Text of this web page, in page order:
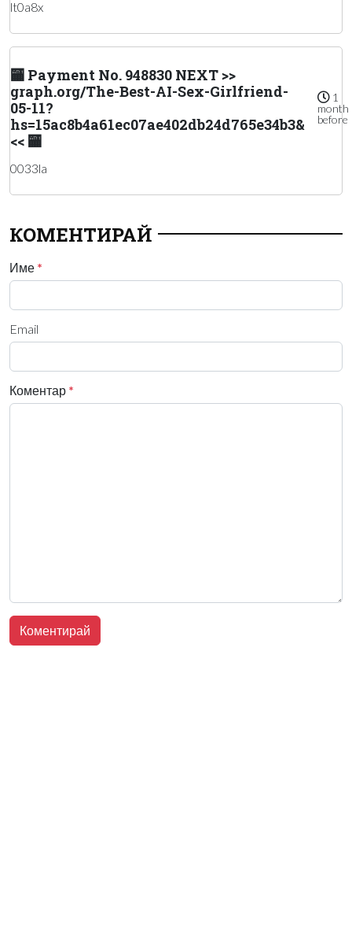
lt0a8x
🏧 Payment No. 948830 NEXT >>
graph.org/The-Best-AI-Sex-Girlfriend-
05-11?
hs=15ac8b4a61ec07ae402db24d765e34b3&
<< 🏧
1
month
before
0033la
КОМЕНТИРАЙ
Име *
Email
Коментар *